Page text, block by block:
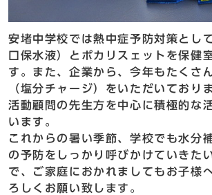
安堵中学校では熱中症予防対策とし
口保水液）とポカリスェットを保健
す。また、企業から、今年もたくさ
（塩分チャージ）をいただいており
活動顧問の先生方を中心に積極的な
います。
これからの暑い季節、学校でも水分
の予防をしっかり呼びかけていきた
で、ご家庭におかれましてもお子様
ろしくお願い致します。